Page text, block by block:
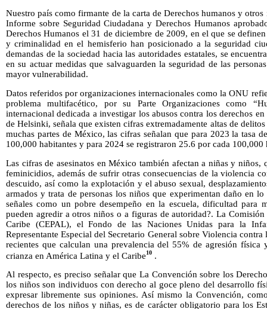
Nuestro país como firmante de la carta de Derechos humanos y
Informe sobre Seguridad Ciudadana y Derechos Humanos
Derechos Humanos el 31 de diciembre de 2009, en el que se
y criminalidad en el hemisferio han posicionado a la seguridad
demandas de la sociedad hacia las autoridades estatales, se
en su actuar medidas que salvaguarden la seguridad de las
mayor vulnerabilidad.
Datos referidos por organizaciones internacionales como la ONU
problema multifacético, por su Parte Organizaciones como
internacional dedicada a investigar los abusos contra los derechos
de Helsinki, señala que existen cifras extremadamente altas de
muchas partes de México, las cifras señalan que para 2023 la tasa
100,000 habitantes y para 2024 se registraron 25.6 por cada 100,000
Las cifras de asesinatos en México también afectan a niñas y
feminicidios, además de sufrir otras consecuencias de la violencia
descuido, así como la explotación y el abuso sexual,
armados y trata de personas los niños que experimentan daño en
señales como un pobre desempeño en la escuela, dificultad para
pueden agredir a otros niños o a figuras de autoridad?. La
Caribe (CEPAL), el Fondo de las Naciones Unidas para la
Representante Especial del Secretario General sobre Violencia
recientes que calculan una prevalencia del 55% de agresión
crianza en América Latina y el Caribe10 .
Al respecto, es preciso señalar que La Convención sobre los
los niños son individuos con derecho al goce pleno del desarrollo
expresar libremente sus opiniones. Así mismo la Convención,
derechos de los niños y niñas, es de carácter obligatorio para los